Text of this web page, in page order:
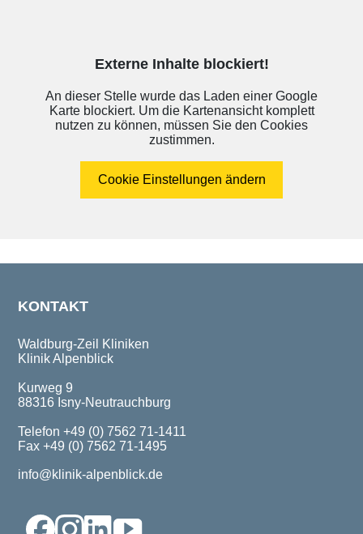
Externe Inhalte blockiert!
An dieser Stelle wurde das Laden einer Google
Karte blockiert. Um die Kartenansicht komplett
nutzen zu können, müssen Sie den Cookies
zustimmen.
Cookie Einstellungen ändern
KONTAKT
Waldburg-Zeil Kliniken
Klinik Alpenblick
Kurweg 9
88316 Isny-Neutrauchburg
Telefon +49 (0) 7562 71-1411
Fax +49 (0) 7562 71-1495
info@klinik-alpenblick.de